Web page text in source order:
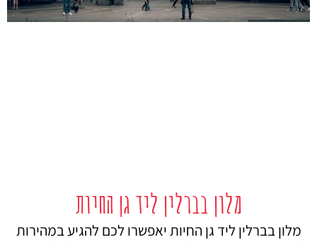
מלון בברלין ליד גן החיות
מלון בברלין ליד גן החיות יאפשרו לכם להגיע במהירות